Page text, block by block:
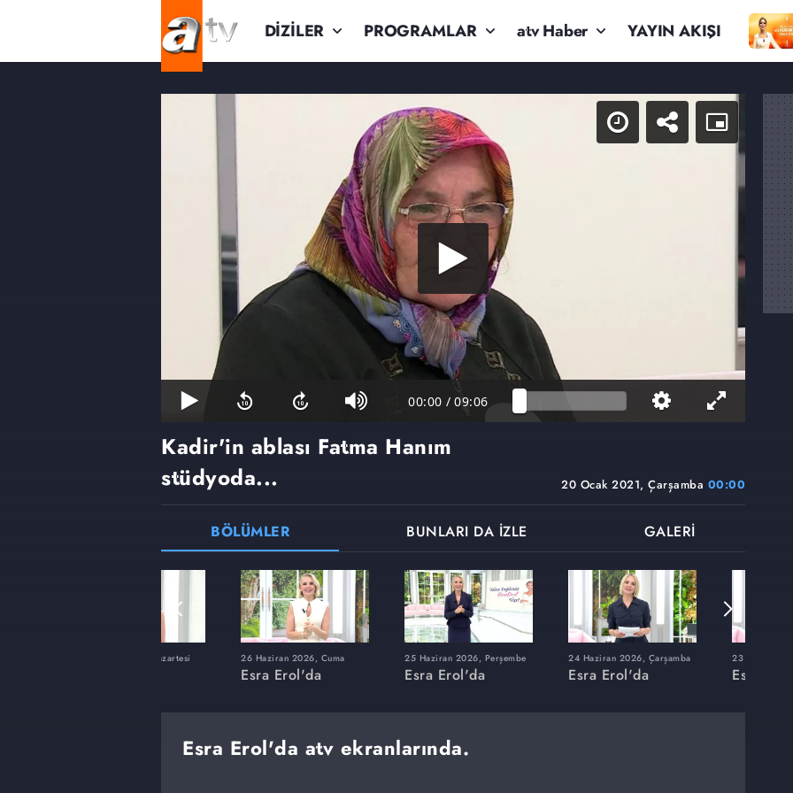
DİZİLER PROGRAMLAR atv Haber YAYIN AKIŞI
00:00 / 09:06
20 Ocak 2021, Çarşamba 00:00
Kadir'in ablası Fatma Hanım
stüdyoda...
BÖLÜMLER BUNLARI DA İZLE GALERİ
8 Haziran 2026, Pazartesi 26 Haziran 2026, Cuma
Esra Erol'da
25 Haziran 2026, Perşembe
Esra Erol'da
24 Haziran 2026, Çarşamba
Esra Erol'da
23 Haziran
Esra
Esra Erol'da atv ekranlarında.